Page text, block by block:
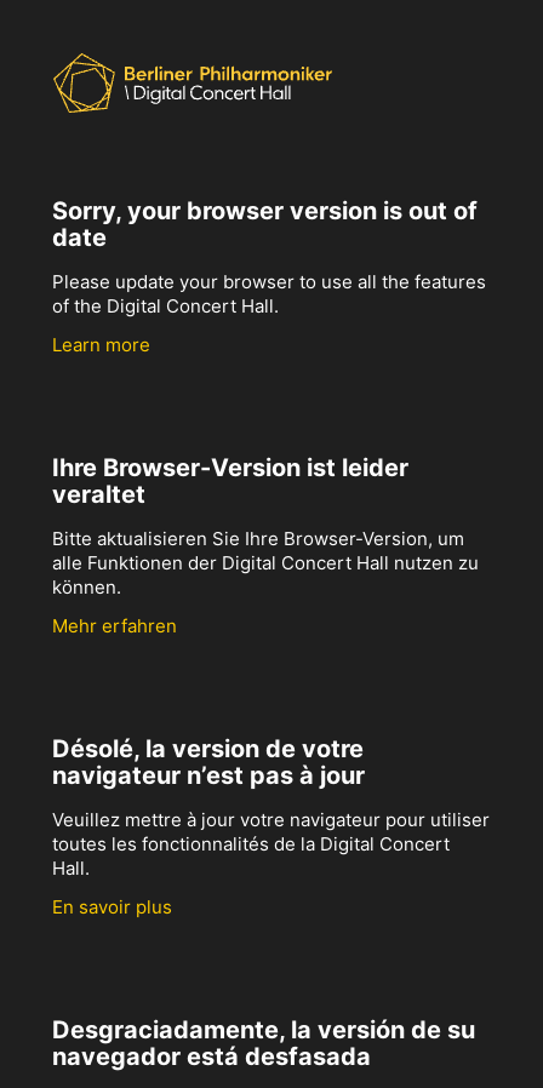
Sorry, your browser version is out of
date
Please update your browser to use all the features
of the Digital Concert Hall.
Learn more
Ihre Browser-Version ist leider
veraltet
Bitte aktualisieren Sie Ihre Browser-Version, um
alle Funktionen der Digital Concert Hall nutzen zu
können.
Mehr erfahren
Désolé, la version de votre
navigateur n’est pas à jour
Veuillez mettre à jour votre navigateur pour utiliser
toutes les fonctionnalités de la Digital Concert
Hall.
En savoir plus
Desgraciadamente, la versión de su
navegador está desfasada